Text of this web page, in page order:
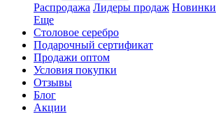
Распродажа Лидеры продаж Новинки
Еще
Столовое серебро
Подарочный сертификат
Продажи оптом
Условия покупки
Отзывы
Блог
Акции